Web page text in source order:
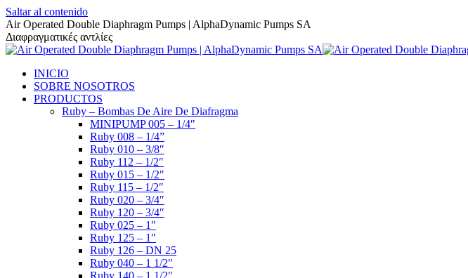
Saltar al contenido
Air Operated Double Diaphragm Pumps | AlphaDynamic Pumps SA
Διαφραγματικές αντλίες
INICIO
SOBRE NOSOTROS
PRODUCTOS
Ruby – Bombas De Aire De Diafragma
MINIPUMP 005 – 1/4″
Ruby 008 – 1/4”
Ruby 010 – 3/8″
Ruby 112 – 1/2″
Ruby 015 – 1/2″
Ruby 115 – 1/2″
Ruby 020 – 3/4″
Ruby 120 – 3/4″
Ruby 025 – 1″
Ruby 125 – 1″
Ruby 126 – DN 25
Ruby 040 – 1 1/2″
Ruby 140 – 1 1/2″